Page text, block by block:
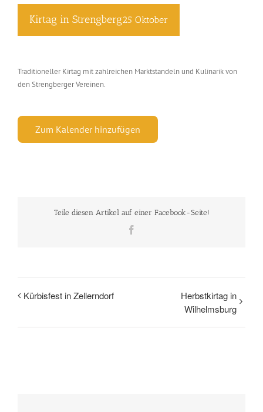
Kirtag in Strengberg25 Oktober
Traditioneller Kirtag mit zahlreichen Marktstandeln und Kulinarik von
den Strengberger Vereinen.
Zum Kalender hinzufügen
Teile diesen Artikel auf einer Facebook-Seite!
Kürbisfest in Zellerndorf
Herbstkirtag in
Wilhelmsburg